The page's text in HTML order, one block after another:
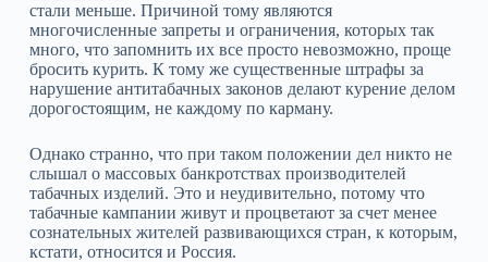
стали меньше. Причиной тому являются
многочисленные запреты и ограничения, которых так
много, что запомнить их все просто невозможно, проще
бросить курить. К тому же существенные штрафы за
нарушение антитабачных законов делают курение делом
дорогостоящим, не каждому по карману.
Однако странно, что при таком положении дел никто не
слышал о массовых банкротствах производителей
табачных изделий. Это и неудивительно, потому что
табачные кампании живут и процветают за счет менее
сознательных жителей развивающихся стран, к которым,
кстати, относится и Россия.